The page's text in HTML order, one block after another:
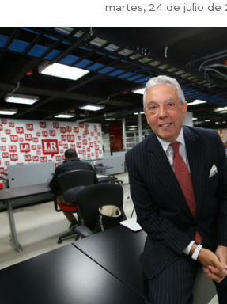
martes, 24 de julio de